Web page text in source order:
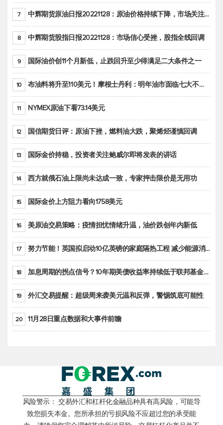
7 中辉期货原油日报20221128：原油价格持续下降，市场关注OPEC+新一轮产能政策
8 中辉期货股指日报20221128：市场信心受挫，股指全线回调
9 国际油价创11个月新低，止跌回升至少得满足二大条件之一
10 布油料将升至110美元！摩根士丹利：明年油市面临七大不确定性
11 NYMEX原油下看73.14美元
12 国信期货日评：原油下挫，燃料油大跌，聚烯烃谨慎回调
13 国际金价持稳，投资者关注鲍威尔即将发表的讲话
14 西方就俄石油上限尚未达成一致，专家抨击限价是无用功
15 国际金价上方阻力看向1758美元
16 美原油交易策略：疫情担忧情绪升温，油价跌创年内新低
17 努力节能！英国拟启动10亿英镑的家庭隔热工程 减少能源消耗
18 加息周期的拐点信号？10年期美债收益率持续低于联邦基金利率目标区间
19 外汇交易提醒：超级周来袭美元温和反弹，警惕筑底可能性
20 11月28日重点数据和大事件前瞻
风险警示： 交易外汇和杠杆化金融品种具有高风险，可能导
致您损失本金。您所承担的亏损风险不应超过您的承受能